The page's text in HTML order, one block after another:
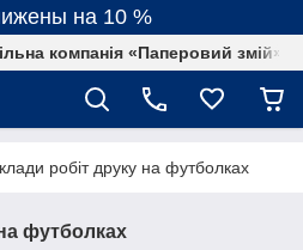
на 10 %
компанія «Паперовий змій»
робіт друку на футболках
футболках